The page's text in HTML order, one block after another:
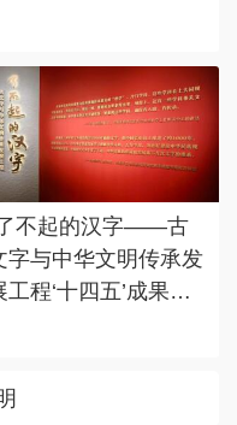
不起的汉字——古
字与中华文明传承发
工程‘十四五’成果